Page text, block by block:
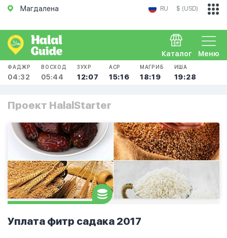
Магдалена RU $ (USD)
Меню
Каталог
ФАДЖР
04:32
ВОСХОД
05:44
ЗУХР
12:07
АСР
15:16
МАГРИБ
18:19
ИША
19:28
Проект HalalStarter
Уплата фитр садака 2017